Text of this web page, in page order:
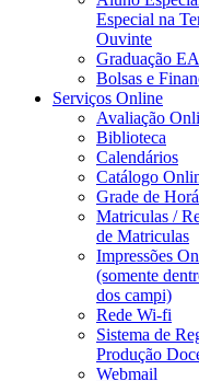
Especial na
Ouvinte
Graduação
Bolsas e
Serviços Online
Avaliação
Biblioteca
Calendários
Catálogo
Grade de
Matriculas /
de Matriculas
Impressões
(somente
dos campi)
Rede Wi-fi
Sistema de
Produção
Webmail